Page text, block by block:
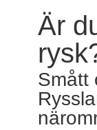
Är
Smått